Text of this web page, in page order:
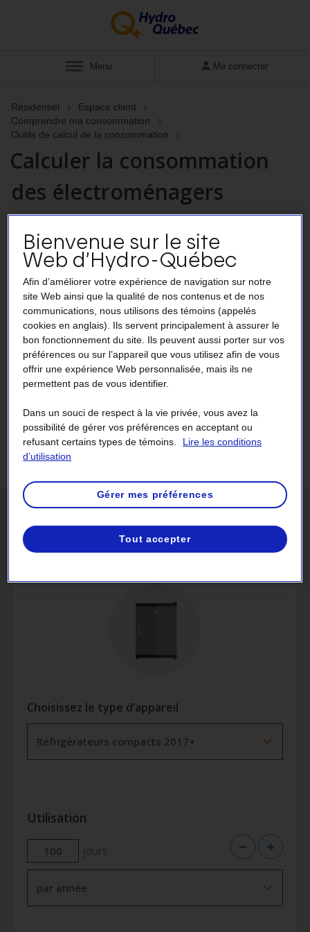
Afficher
Menu Me connecter
Résidentiel
Espace client
Comprendre ma consommation
Outils de calcul de la consommation
Calculer la consommation
des électroménagers
Obtenez une aide financière pour
l’achat d’une cuisinière ou d’une
sécheuse visées par le
programme.
Découvrir le programme LogisVert
Entrez les données
Choisissez le type d’appareil
Utilisation
jours
Bienvenue sur le site
Web d’Hydro-Québec
Afin d’améliorer votre expérience de navigation sur notre
site Web ainsi que la qualité de nos contenus et de nos
communications, nous utilisons des témoins (appelés
cookies en anglais). Ils servent principalement à assurer le
bon fonctionnement du site. Ils peuvent aussi porter sur vos
préférences ou sur l’appareil que vous utilisez afin de vous
offrir une expérience Web personnalisée, mais ils ne
permettent pas de vous identifier.
Dans un souci de respect à la vie privée, vous avez la
possibilité de gérer vos préférences en acceptant ou
refusant certains types de témoins.
Lire les conditions
d’utilisation
Gérer mes préférences
Tout accepter